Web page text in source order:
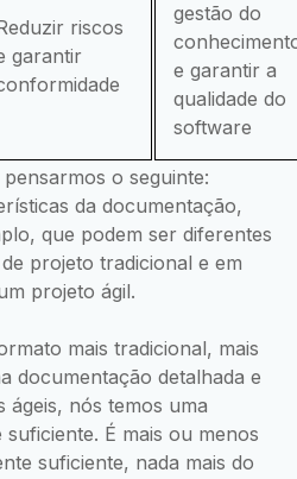
riscos
garantir
gestão do
e garantir a
qualidade do
software
o seguinte:
da documentação,
que podem ser diferentes
projeto tradicional e em
projeto ágil.
mais tradicional, mais
documentação detalhada e
ágeis, nós temos uma
É mais ou menos
suficiente, nada mais do